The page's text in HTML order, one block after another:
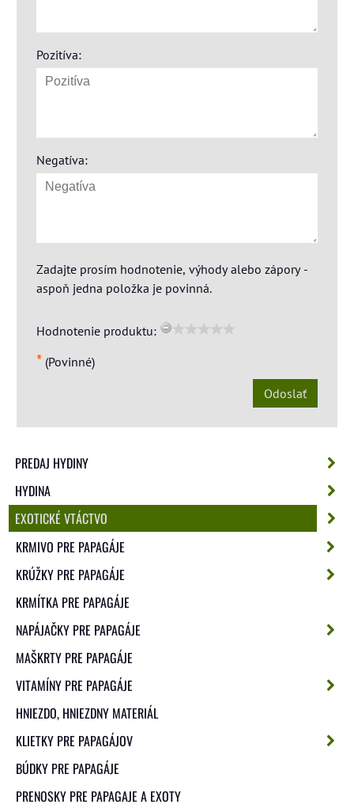
Pozitíva:
Negatíva:
Zadajte prosím hodnotenie, výhody alebo zápory -
aspoň jedna položka je povinná.
Hodnotenie produktu:
* (Povinné)
Odoslať
PREDAJ HYDINY
HYDINA
EXOTICKÉ VTÁCTVO
KRMIVO PRE PAPAGÁJE
KRÚŽKY PRE PAPAGÁJE
KRMÍTKA PRE PAPAGÁJE
NAPÁJAČKY PRE PAPAGÁJE
MAŠKRTY PRE PAPAGÁJE
VITAMÍNY PRE PAPAGÁJE
HNIEZDO, HNIEZDNY MATERIÁL
KLIETKY PRE PAPAGÁJOV
BÚDKY PRE PAPAGÁJE
PRENOSKY PRE PAPAGAJE A EXOTY